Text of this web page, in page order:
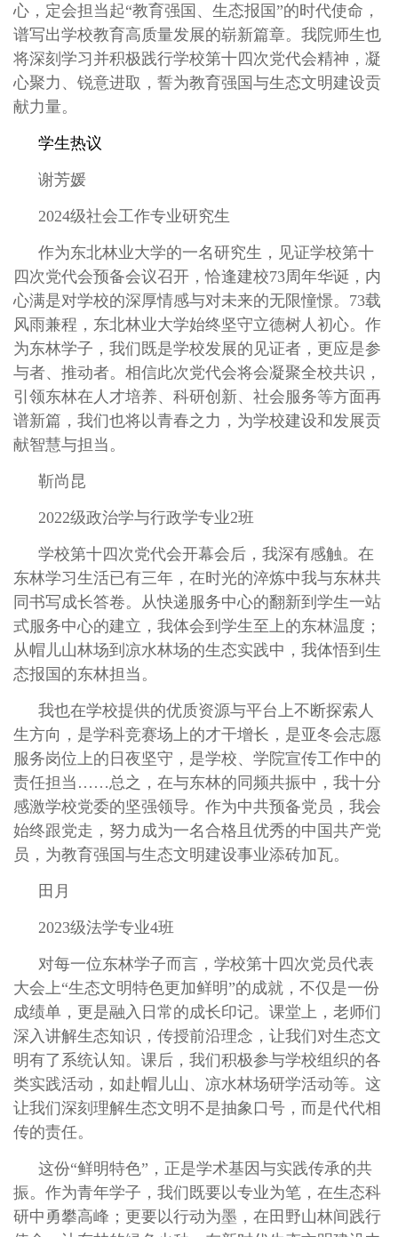
心，定会担当起“教育强国、生态报国”的时代使命，
谱写出学校教育高质量发展的崭新篇章。我院师生也
将深刻学习并积极践行学校第十四次党代会精神，凝
心聚力、锐意进取，誓为教育强国与生态文明建设贡
献力量。
学生热议
谢芳媛
2024级社会工作专业研究生
作为东北林业大学的一名研究生，见证学校第十
四次党代会预备会议召开，恰逢建校73周年华诞，内
心满是对学校的深厚情感与对未来的无限憧憬。73载
风雨兼程，东北林业大学始终坚守立德树人初心。作
为东林学子，我们既是学校发展的见证者，更应是参
与者、推动者。相信此次党代会将会凝聚全校共识，
引领东林在人才培养、科研创新、社会服务等方面再
谱新篇，我们也将以青春之力，为学校建设和发展贡
献智慧与担当。
靳尚昆
2022级政治学与行政学专业2班
学校第十四次党代会开幕会后，我深有感触。在
东林学习生活已有三年，在时光的淬炼中我与东林共
同书写成长答卷。从快递服务中心的翻新到学生一站
式服务中心的建立，我体会到学生至上的东林温度；
从帽儿山林场到凉水林场的生态实践中，我体悟到生
态报国的东林担当。
我也在学校提供的优质资源与平台上不断探索人
生方向，是学科竞赛场上的才干增长，是亚冬会志愿
服务岗位上的日夜坚守，是学校、学院宣传工作中的
责任担当……总之，在与东林的同频共振中，我十分
感激学校党委的坚强领导。作为中共预备党员，我会
始终跟党走，努力成为一名合格且优秀的中国共产党
员，为教育强国与生态文明建设事业添砖加瓦。
田月
2023级法学专业4班
对每一位东林学子而言，学校第十四次党员代表
大会上“生态文明特色更加鲜明”的成就，不仅是一份
成绩单，更是融入日常的成长印记。课堂上，老师们
深入讲解生态知识，传授前沿理念，让我们对生态文
明有了系统认知。课后，我们积极参与学校组织的各
类实践活动，如赴帽儿山、凉水林场研学活动等。这
让我们深刻理解生态文明不是抽象口号，而是代代相
传的责任。
这份“鲜明特色”，正是学术基因与实践传承的共
振。作为青年学子，我们既要以专业为笔，在生态科
研中勇攀高峰；更要以行动为墨，在田野山林间践行